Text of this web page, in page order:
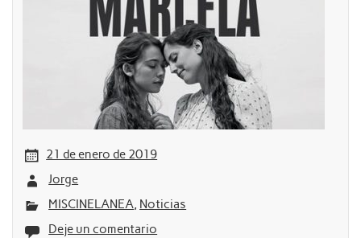
21 de enero de 2019
Jorge
MISCINELANEA, Noticias
Deje un comentario